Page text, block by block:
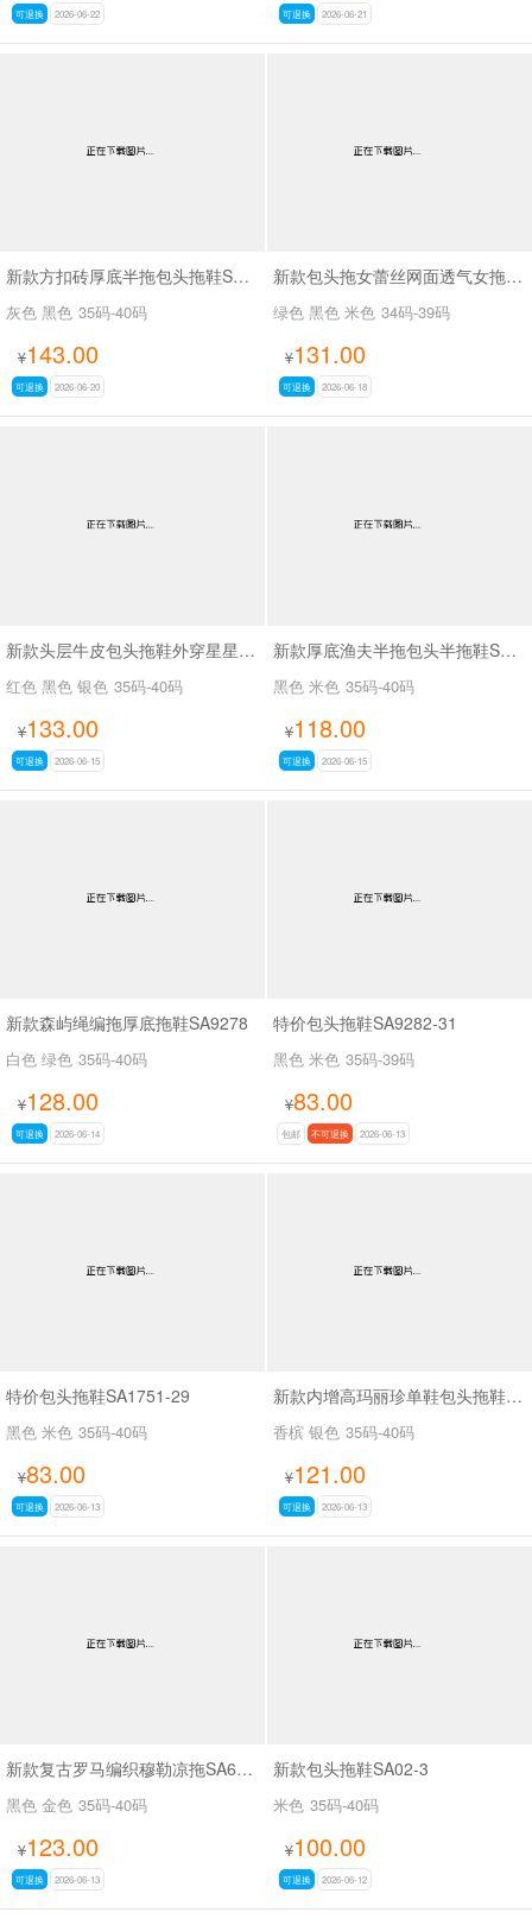
可退换 2026-06-22 可退换 2026-06-21
新款方扣砖厚底半拖包头拖鞋SA6113
灰色 黑色 35码-40码
¥143.00
可退换 2026-06-20
新款包头拖女蕾丝网面透气女拖鞋SA298-11
绿色 黑色 米色 34码-39码
¥131.00
可退换 2026-06-18
新款头层牛皮包头拖鞋外穿星星做旧脏脏鞋SA26019
红色 黑色 银色 35码-40码
¥133.00
可退换 2026-06-15
新款厚底渔夫半拖包头半拖鞋SA3709-2
黑色 米色 35码-40码
¥118.00
可退换 2026-06-15
新款森屿绳编拖厚底拖鞋SA9278
白色 绿色 35码-40码
¥128.00
可退换 2026-06-14
特价包头拖鞋SA9282-31
黑色 米色 35码-39码
¥83.00
包邮 不可退换 2026-06-13
特价包头拖鞋SA1751-29
黑色 米色 35码-40码
¥83.00
可退换 2026-06-13
新款内增高玛丽珍单鞋包头拖鞋SA366-9
香槟 银色 35码-40码
¥121.00
可退换 2026-06-13
新款复古罗马编织穆勒凉拖SA68-1
黑色 金色 35码-40码
¥123.00
可退换 2026-06-13
新款包头拖鞋SA02-3
米色 35码-40码
¥100.00
可退换 2026-06-12